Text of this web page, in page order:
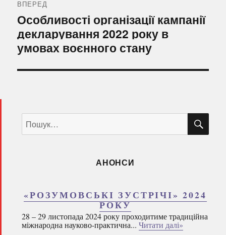
ВПЕРЕД
Наступний
запис:
Особливості організації кампанії
декларування 2022 року в
умовах воєнного стану
за
запитом:
АНОНСИ
«РОЗУМОВСЬКІ ЗУСТРІЧІ» 2024
РОКУ
28 – 29 листопада 2024 року проходитиме традиційна
міжнародна науково-практична... Читати далі»